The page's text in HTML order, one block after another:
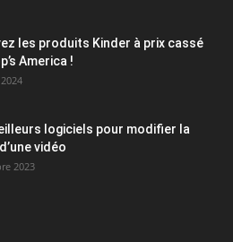
les produits Kinder à prix cassé
America !
logiciels pour modifier la
vidéo
2023